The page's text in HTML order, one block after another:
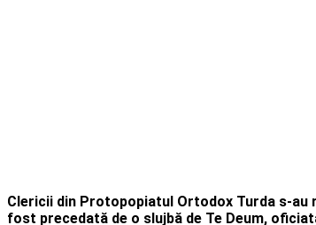
Clericii din Protopopiatul Ortodox Turda s-
fost precedată de o slujbă de Te Deum,